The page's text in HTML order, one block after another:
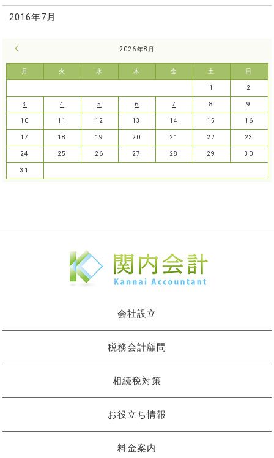
2016年7月
2026年8月
月 火 水 木 金 土 日
1 2
3 4 5 6 7 8 9
10 11 12 13 14 15 16
17 18 19 20 21 22 23
24 25 26 27 28 29 30
31
会社設立
税務会計顧問
相続税対策
お役立ち情報
料金案内